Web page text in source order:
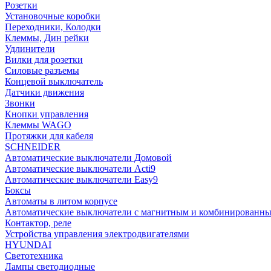
Розетки
Установочные коробки
Переходники, Колодки
Клеммы, Дин рейки
Удлинители
Вилки для розетки
Силовые разъемы
Концевой выключатель
Датчики движения
Звонки
Кнопки управления
Клеммы WAGO
Протяжки для кабеля
SCHNEIDER
Автоматические выключатели Домовой
Автоматические выключатели Acti9
Автоматические выключатели Easy9
Боксы
Автоматы в литом корпусе
Автоматические выключатели с магнитным и
Контактор, реле
Устройства управления электродвигателями
HYUNDAI
Светотехника
Лампы светодиодные